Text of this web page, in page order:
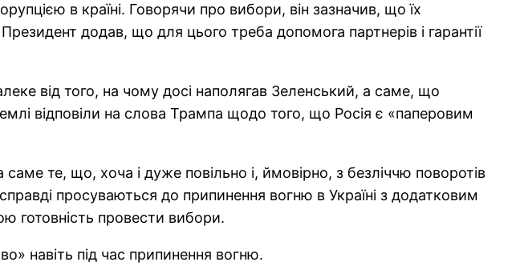
в країні. Говорячи про вибори, він зазначив, що їх
додав, що для цього треба допомога партнерів і гарантії
від того, на чому досі наполягав Зеленський, а саме, що
відповіли на слова Трампа щодо того, що Росія є «паперовим
те, що, хоча і дуже повільно і, ймовірно, з безліччю поворотів
просуваються до припинення вогню в Україні з додатковим
готовність провести вибори.
навіть під час припинення вогню.